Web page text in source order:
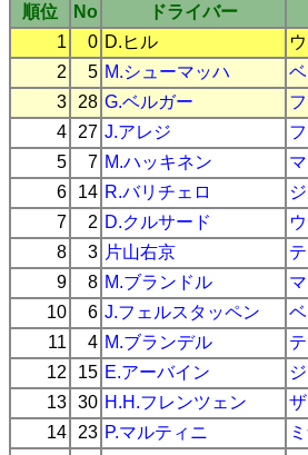
順位 No ドライバー
1
0 D.ヒル
2
5 M.シューマッハ
3
28 G.ベルガー
4
27 J.アレジ
5
7 M.ハッキネン
6
14 R.バリチェロ
7
2 D.クルサード
8
3 片山右京
9
8 M.ブランドル
10
6 J.フェルスタッペン
11
4 M.ブランデル
12
15 E.アーバイン
13 30 H.H.フレンツェン
14
23 P.マルティニ